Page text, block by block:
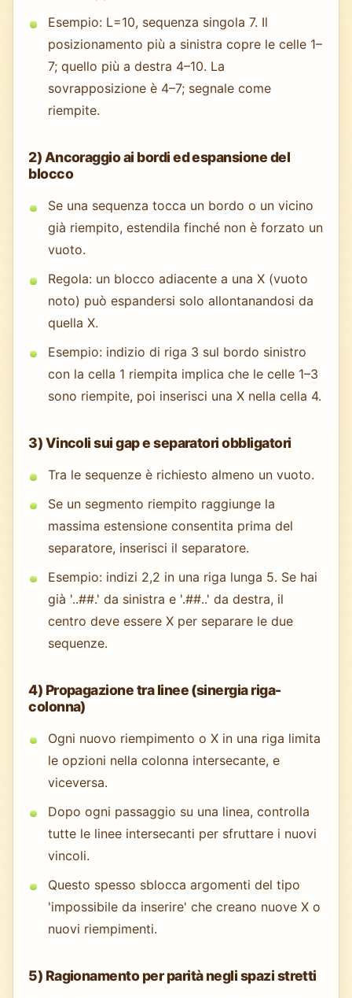
Esempio: L=10, sequenza singola 7. Il
posizionamento più a sinistra copre le celle 1–
7; quello più a destra 4–10. La
sovrapposizione è 4–7; segnale come
riempite.
2) Ancoraggio ai bordi ed espansione del
blocco
Se una sequenza tocca un bordo o un vicino
già riempito, estendila finché non è forzato un
vuoto.
Regola: un blocco adiacente a una X (vuoto
noto) può espandersi solo allontanandosi da
quella X.
Esempio: indizio di riga 3 sul bordo sinistro
con la cella 1 riempita implica che le celle 1–3
sono riempite, poi inserisci una X nella cella 4.
3) Vincoli sui gap e separatori obbligatori
Tra le sequenze è richiesto almeno un vuoto.
Se un segmento riempito raggiunge la
massima estensione consentita prima del
separatore, inserisci il separatore.
Esempio: indizi 2,2 in una riga lunga 5. Se hai
già '..##.' da sinistra e '.##..' da destra, il
centro deve essere X per separare le due
sequenze.
4) Propagazione tra linee (sinergia riga-
colonna)
Ogni nuovo riempimento o X in una riga limita
le opzioni nella colonna intersecante, e
viceversa.
Dopo ogni passaggio su una linea, controlla
tutte le linee intersecanti per sfruttare i nuovi
vincoli.
Questo spesso sblocca argomenti del tipo
'impossibile da inserire' che creano nuove X o
nuovi riempimenti.
5) Ragionamento per parità negli spazi stretti